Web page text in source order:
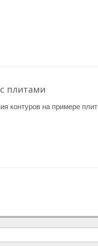
плитами
контуров на примере плит